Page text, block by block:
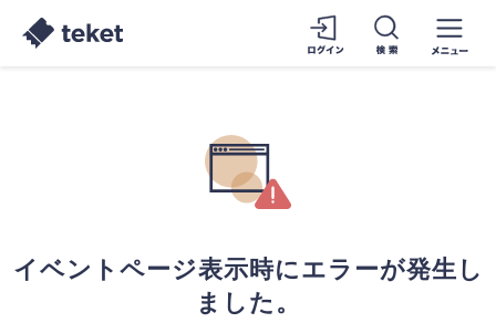
イベントページ表示時にエラーが発生し
ました。